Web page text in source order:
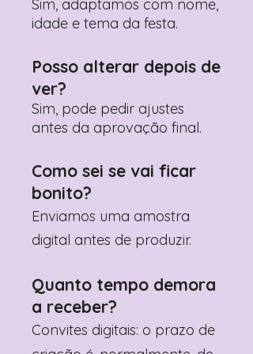
Sim, adaptamos com nome,
idade e tema da festa.
Posso alterar depois de
ver?
Sim, pode pedir ajustes
antes da aprovação final.
Como sei se vai ficar
bonito?
Enviamos uma amostra
digital antes de produzir.
Quanto tempo demora
a receber?
Convites digitais: o prazo de